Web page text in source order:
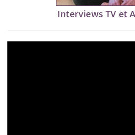
Interviews TV et